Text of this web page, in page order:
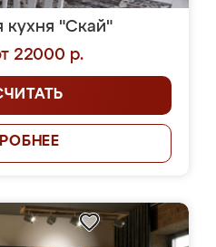
кухня "Скай"
22000 р.